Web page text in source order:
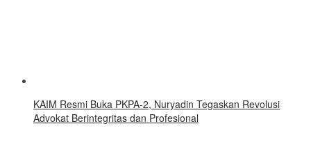
KAIM Resmi Buka PKPA-2, Nuryadin Tegaskan Revolusi
Advokat Berintegritas dan Profesional